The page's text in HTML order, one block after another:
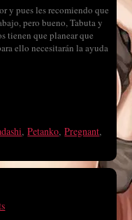
y pues les recomiendo que
pero bueno, Tabuta y
tienen que planear que
ello necesitarán la ayuda
,Petanko,Pregnant,